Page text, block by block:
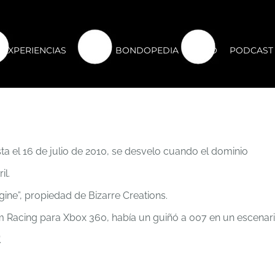
EXPERIENCIAS CLUB BONDOPEDIA FORO PODCAST
el 16 de julio de 2010, se desvelo cuando el dominio
propiedad de Bizarre Creations.
para Xbox 360, había un guiñó a 007 en un